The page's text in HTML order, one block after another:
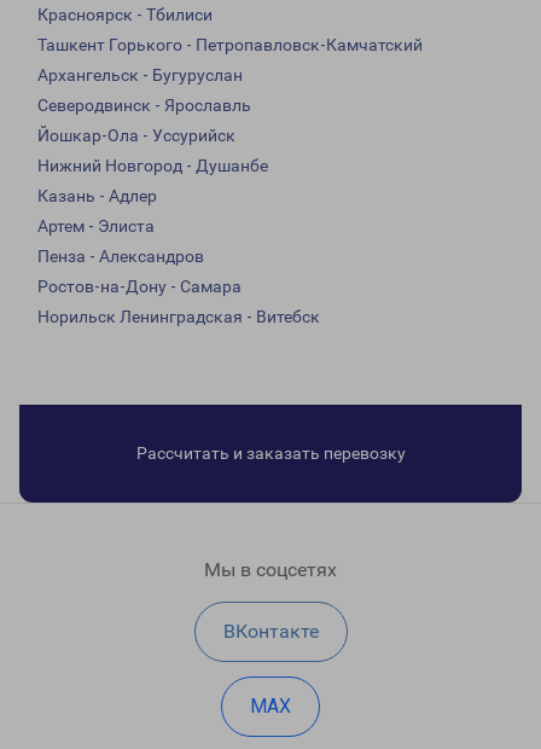
Красноярск - Тбилиси
Ташкент Горького - Петропавловск-Камчатский
Архангельск - Бугуруслан
Северодвинск - Ярославль
Йошкар-Ола - Уссурийск
Нижний Новгород - Душанбе
Казань - Адлер
Артем - Элиста
Пенза - Александров
Ростов-на-Дону - Самара
Норильск Ленинградская - Витебск
Рассчитать и заказать перевозку
Мы в соцсетях
ВКонтакте
MAX